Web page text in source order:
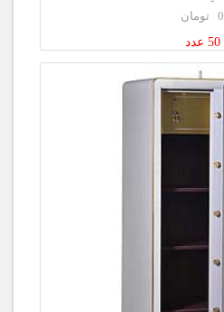
0 تومان
50 عدد